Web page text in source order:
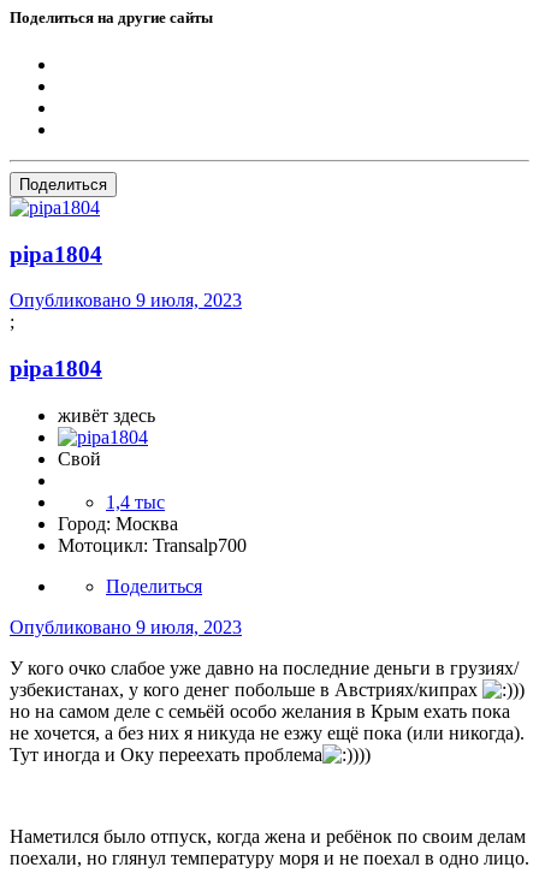
Поделиться на другие сайты
Поделиться
pipa1804
Опубликовано 9 июля, 2023
;
pipa1804
живёт здесь
Свой
1,4 тыс
Город: Москва
Мотоцикл: Transalp700
Поделиться
Опубликовано 9 июля, 2023
У кого очко слабое уже давно на последние деньги в грузиях/
узбекистанах, у кого денег побольше в Австриях/кипрах
))
но на самом деле с семьёй особо желания в Крым ехать пока
не хочется, а без них я никуда не езжу ещё пока (или никогда).
Тут иногда и Оку переехать проблема
)))
Наметился было отпуск, когда жена и ребёнок по своим делам
поехали, но глянул температуру моря и не поехал в одно лицо.